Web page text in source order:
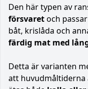
Den här typen av
försvaretoch
båt, krislåda och
färdig mat med
Detta är varianten
att huvudmåltiderna